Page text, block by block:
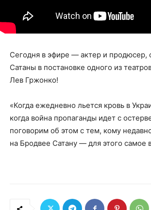
Сегодня в эфире — актер и продюсер,
Сатаны в постановке одного из
Лев Гржонко!
«Когда ежедневно льется кровь в
когда война пропаганды идет с
поговорим об этом с тем, кому
на Бродвее Сатану — для этого самое